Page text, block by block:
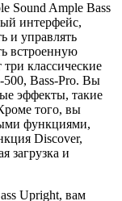
Sound Ample Bass
интерфейс,
и управлять
встроенную
классические
500, Bass-Pro. Вы
эффекты, такие
того, вы
функциями,
Discover,
загрузка и
Upright, вам